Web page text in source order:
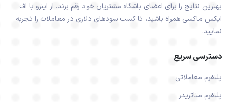
بهترین نتایج را برای اعضای باشگاه مشتریان خود رقم بزند. از اینرو با اف
ایکس ماکسی همراه باشید، تا کسب سودهای دلاری در معاملات را تجربه
نمایید.
دسترسی سریع
پلتفرم معاملاتی
پلتفرم متاتریدر